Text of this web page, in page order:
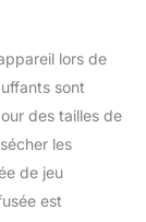
Ce
lors de
sont
des tailles de
les
de jeu
est